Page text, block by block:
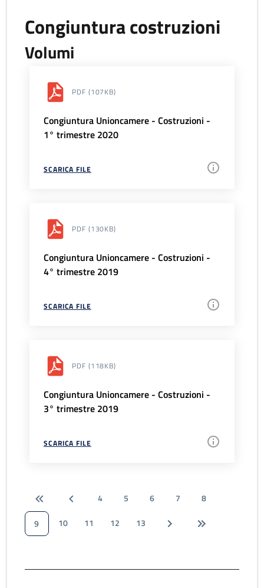
Congiuntura costruzioni
Volumi
PDF (107KB)
Congiuntura Unioncamere - Costruzioni -
1° trimestre 2020
SCARICA FILE
PDF (130KB)
Congiuntura Unioncamere - Costruzioni -
4° trimestre 2019
SCARICA FILE
PDF (118KB)
Congiuntura Unioncamere - Costruzioni -
3° trimestre 2019
SCARICA FILE
4 5 6 7
8
9
10 11 12 13